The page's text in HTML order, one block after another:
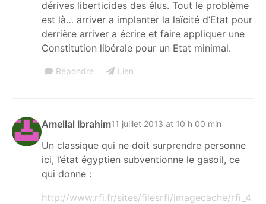
dérives liberticides des élus. Tout le problème
est là… arriver a implanter la laïcité d’Etat pour
derrière arriver a écrire et faire appliquer une
Constitution libérale pour un Etat minimal.
Répondre Lien
Amellal Ibrahim11 juillet 2013 at 10 h 00 min
Un classique qui ne doit surprendre personne
ici, l’état égyptien subventionne le gasoil, ce
qui donne :
http://www.rfi.fr/sites/filesrfi/imagecache/rfi_4